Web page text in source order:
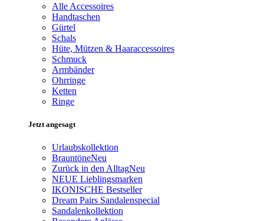
Alle Accessoires
Handtaschen
Gürtel
Schals
Hüte, Mützen & Haaraccessoires
Schmuck
Armbänder
Ohrringe
Ketten
Ringe
Jetzt angesagt
Urlaubskollektion
BrauntöneNeu
Zurück in den AlltagNeu
NEUE Lieblingsmarken
IKONISCHE Bestseller
Dream Pairs Sandalenspecial
Sandalenkollektion